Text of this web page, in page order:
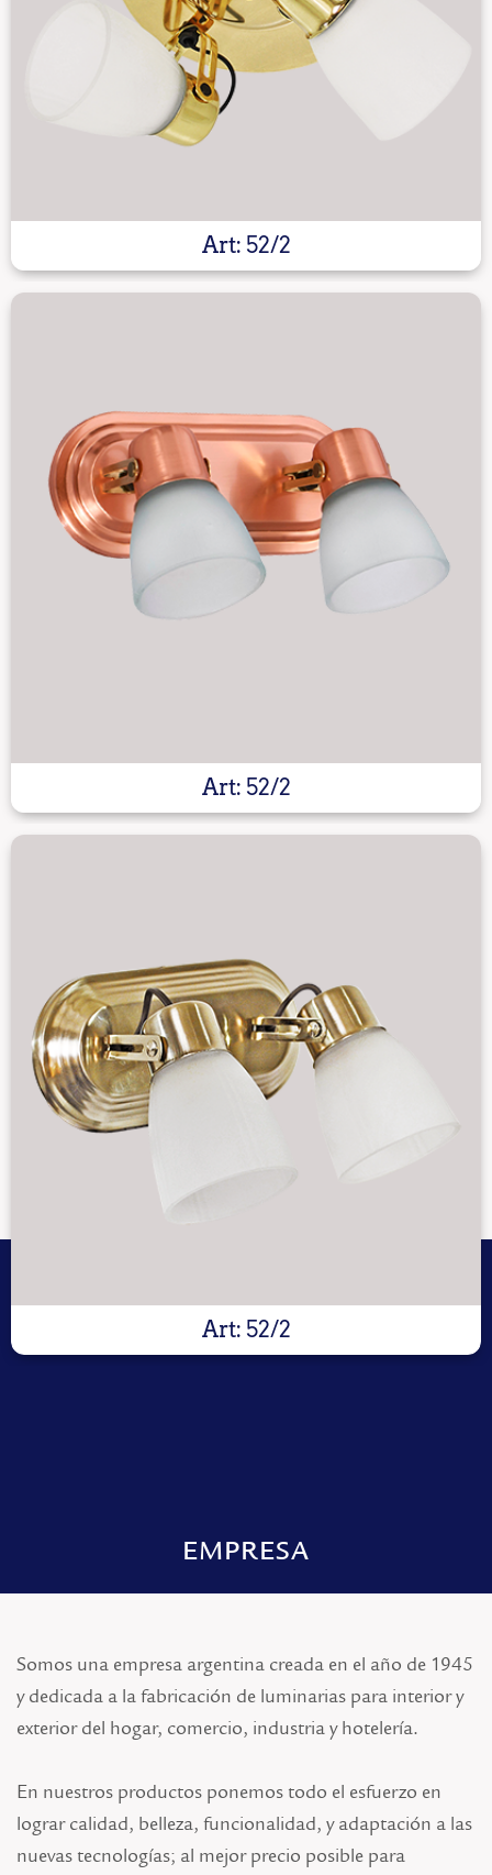
Art: 52/2
Art: 52/2
Art: 52/2
EMPRESA
Somos una empresa argentina creada en el año de 1945
y dedicada a la fabricación de luminarias para interior y
exterior del hogar, comercio, industria y hotelería.
En nuestros productos ponemos todo el esfuerzo en
lograr calidad, belleza, funcionalidad, y adaptación a las
nuevas tecnologías; al mejor precio posible para